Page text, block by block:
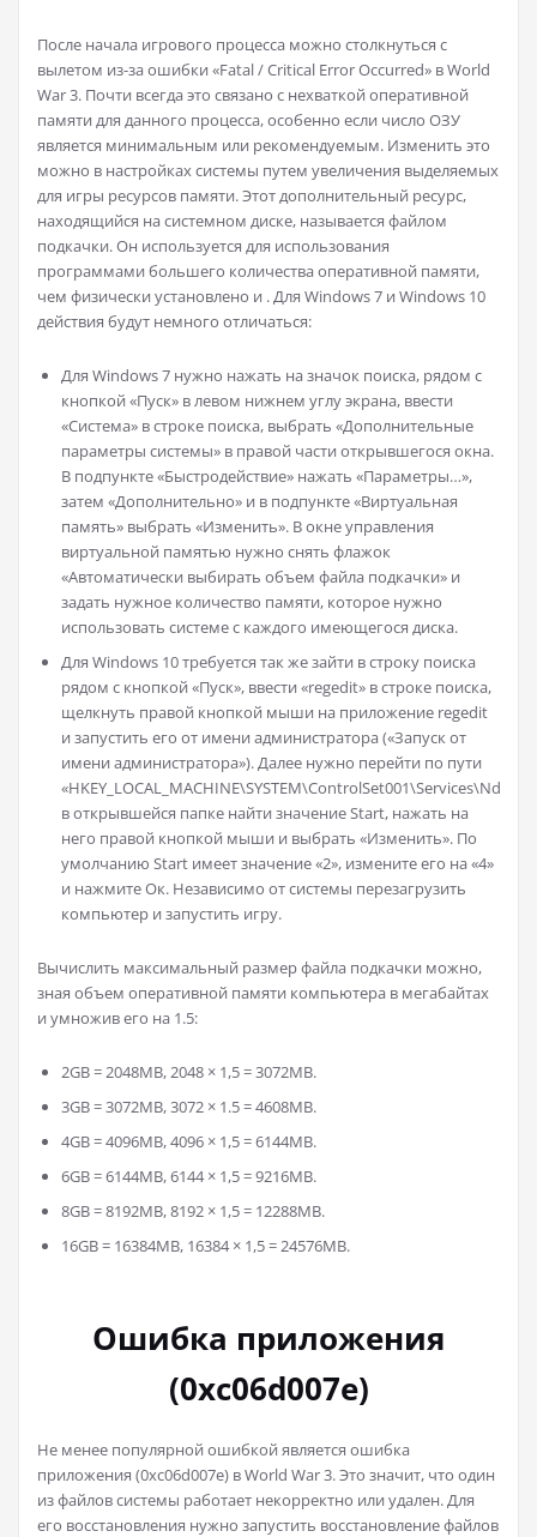
После начала игрового процесса можно столкнуться с
вылетом из-за ошибки «Fatal / Critical Error Occurred» в World
War 3. Почти всегда это связано с нехваткой оперативной
памяти для данного процесса, особенно если число ОЗУ
является минимальным или рекомендуемым. Изменить это
можно в настройках системы путем увеличения выделяемых
для игры ресурсов памяти. Этот дополнительный ресурс,
находящийся на системном диске, называется файлом
подкачки. Он используется для использования
программами большего количества оперативной памяти,
чем физически установлено и . Для Windows 7 и Windows 10
действия будут немного отличаться:
Для Windows 7 нужно нажать на значок поиска, рядом с
кнопкой «Пуск» в левом нижнем углу экрана, ввести
«Система» в строке поиска, выбрать «Дополнительные
параметры системы» в правой части открывшегося окна.
В подпункте «Быстродействие» нажать «Параметры…»,
затем «Дополнительно» и в подпункте «Виртуальная
память» выбрать «Изменить». В окне управления
виртуальной памятью нужно снять флажок
«Автоматически выбирать объем файла подкачки» и
задать нужное количество памяти, которое нужно
использовать системе с каждого имеющегося диска.
Для Windows 10 требуется так же зайти в строку поиска
рядом с кнопкой «Пуск», ввести «regedit» в строке поиска,
щелкнуть правой кнопкой мыши на приложение regedit
и запустить его от имени администратора («Запуск от
имени администратора»). Далее нужно перейти по пути
«HKEY_LOCAL_MACHINE\SYSTEM\ControlSet001\Services\Ndu»,
в открывшейся папке найти значение Start, нажать на
него правой кнопкой мыши и выбрать «Изменить». По
умолчанию Start имеет значение «2», измените его на «4»
и нажмите Ок. Независимо от системы перезагрузить
компьютер и запустить игру.
Вычислить максимальный размер файла подкачки можно,
зная объем оперативной памяти компьютера в мегабайтах
и умножив его на 1.5:
2GB = 2048MB, 2048 × 1,5 = 3072MB.
3GB = 3072MB, 3072 × 1.5 = 4608MB.
4GB = 4096MB, 4096 × 1,5 = 6144MB.
6GB = 6144MB, 6144 × 1,5 = 9216MB.
8GB = 8192MB, 8192 × 1,5 = 12288MB.
16GB = 16384MB, 16384 × 1,5 = 24576MB.
Ошибка приложения
(0xc06d007e)
Не менее популярной ошибкой является ошибка
приложения (0xc06d007e) в World War 3. Это значит, что один
из файлов системы работает некорректно или удален. Для
его восстановления нужно запустить восстановление файлов